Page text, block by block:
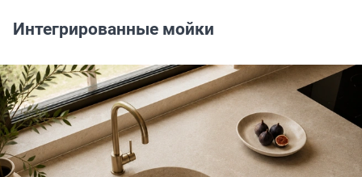
Интегрированные мойки